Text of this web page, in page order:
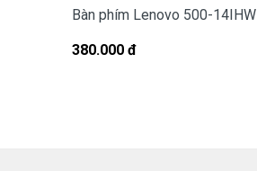
Bàn phím Lenovo 500-14IHW
380.000 đ